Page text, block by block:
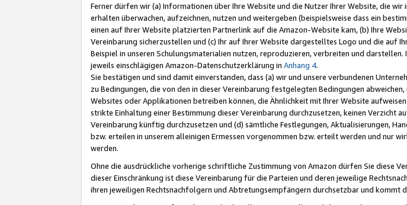
Ferner dürfen wir (a) Informationen über Ihre Website und die Nutzer Ihrer Website, die
erhalten überwachen, aufzeichnen, nutzen und weitergeben (beispielsweise dass ein
einen auf Ihrer Website platzierten Partnerlink auf die Amazon-Website kam, (b) Ihre
Vereinbarung sicherzustellen und (c) Ihr auf Ihrer Website dargestelltes Logo und die
Beispiel in unseren Schulungsmaterialien nutzen, reproduzieren, verbreiten und
jeweils einschlägigen Amazon-Datenschutzerklärung in Anhang 4.
Sie bestätigen und sind damit einverstanden, dass (a) wir und unsere verbundenen
zu Bedingungen, die von den in dieser Vereinbarung festgelegten Bedingungen
Websites oder Applikationen betreiben können, die Ähnlichkeit mit Ihrer Website
strikte Einhaltung einer Bestimmung dieser Vereinbarung durchzusetzen, keinen Verzicht
Vereinbarung künftig durchzusetzen und (d) sämtliche Festlegungen, Aktualisierungen,
bzw. erteilen in unserem alleinigen Ermessen vorgenommen bzw. erteilt werden und nur
werden.
Ohne die ausdrückliche vorherige schriftliche Zustimmung von Amazon dürfen Sie diese
dieser Einschränkung ist diese Vereinbarung für die Parteien und deren jeweilige
ihren jeweiligen Rechtsnachfolgern und Abtretungsempfängern durchsetzbar und kommt